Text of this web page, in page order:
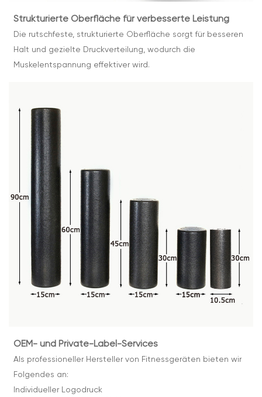
Strukturierte Oberfläche für verbesserte Leistung
Die rutschfeste, strukturierte Oberfläche sorgt für besseren
Halt und gezielte Druckverteilung, wodurch die
Muskelentspannung effektiver wird.
OEM- und Private-Label-Services
Als professioneller Hersteller von Fitnessgeräten bieten wir
Folgendes an:
Individueller Logodruck